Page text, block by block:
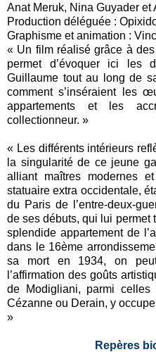
Anat Meruk, Nina Guyader
Production déléguée :
Graphisme et animation :
« Un film réalisé grâce à
permet d’évoquer ici les
Guillaume tout au long de
comment s’inséraient les
appartements et les
collectionneur. »
« Les différents intérieurs
la singularité de ce jeune
alliant maîtres modernes
statuaire extra occidentale,
du Paris de l’entre-deux-
de ses débuts, qui lui permet
splendide appartement de
dans le 16ème
sa mort en 1934, on
l’affirmation des goûts
de Modigliani, parmi celles
Cézanne ou Derain, y
»
Repères